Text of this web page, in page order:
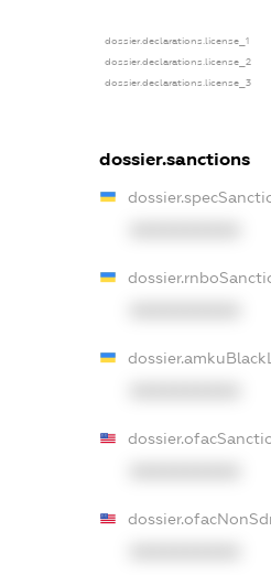
dossier.declarations.license_1
dossier.declarations.license_2
dossier.declarations.license_3
dossier.sanctions